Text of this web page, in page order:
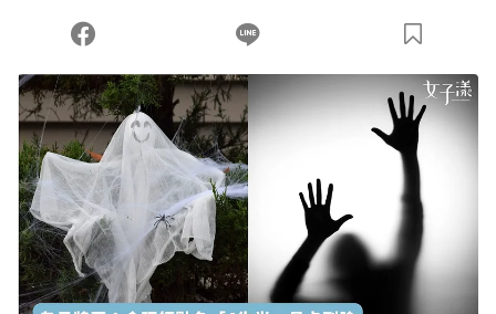
您當前剩餘 U 利點數：0點；前往 購買點數